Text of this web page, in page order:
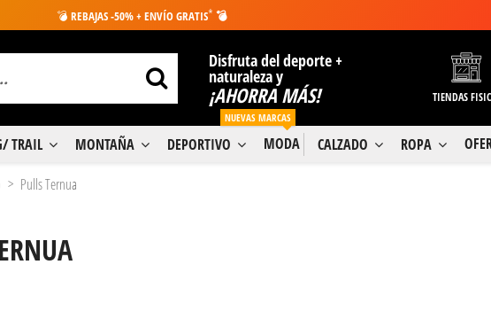
💣 REBAJAS -50% + ENVÍO GRATIS* 💣
Disfruta del deporte +
naturaleza y
¡AHORRA MÁS! TIENDAS
TRAIL MONTAÑA DEPORTIVO MODA
NUEVAS MARCAS
CALZADO ROPA
Pulls Ternua